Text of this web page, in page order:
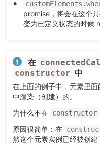
promise，将会在这个
变为已定义状态的时候
在
constructor 中
在上面的例子中，元素里
中渲染（创建）的。
为什么不在 constructor
原因很简单：在
然这个元素实例已经被创